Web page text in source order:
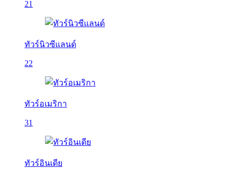
21
ทัวร์นิวซีแลนด์
22
ทัวร์อเมริกา
31
ทัวร์อินเดีย